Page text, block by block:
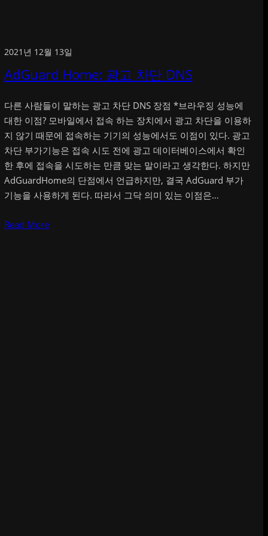
2021년 12월 13일
AdGuard Home: 광고 차단 DNS
다른 사람들이 말하는 광고 차단 DNS 장점 *브라우징 성능에
대한 이점? 모바일에서 접속 하는 장치에서 광고 차단을 이용하
지 않기 때문에 접속하는 기기의 성능에서도 이점이 있다. 광고
차단 부가기능은 접속 시도 전에 광고 데이터베이스에서 확인
한 후에 접속을 시도하는 만큼 맞는 말이라고 생각한다. 하지만
AdGuardHome의 단점에서 언급하지만, 결국 AdGuard 부가
기능을 사용하게 된다. 따라서 그닥 의미 있는 이점은…
Read More